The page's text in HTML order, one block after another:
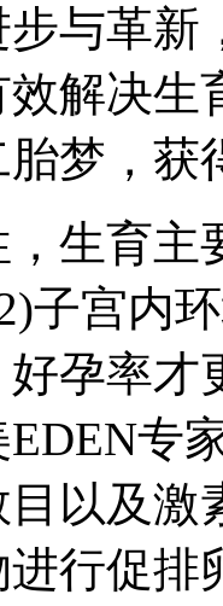
与革新
解决生
梦，获
育主
子宫内
孕率才
专
以及激
行促